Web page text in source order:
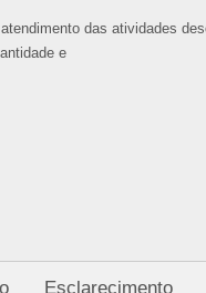
das atividades
e
Esclarecimento